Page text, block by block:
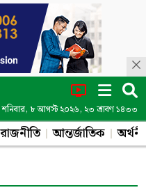
শনিবার, ৮ আগস্ট ২০২৬, ২৩ শ্রাবণ ১৪৩৩
রাজনীতি আন্তর্জাতিক